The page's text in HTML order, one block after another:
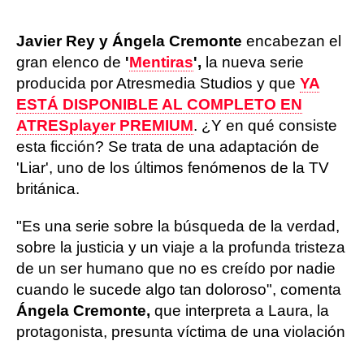
Javier Rey y Ángela Cremonte encabezan el
gran elenco de 'Mentiras', la nueva serie
producida por Atresmedia Studios y que YA
ESTÁ DISPONIBLE AL COMPLETO EN
ATRESplayer PREMIUM. ¿Y en qué consiste
esta ficción? Se trata de una adaptación de
'Liar', uno de los últimos fenómenos de la TV
británica.
"Es una serie sobre la búsqueda de la verdad,
sobre la justicia y un viaje a la profunda tristeza
de un ser humano que no es creído por nadie
cuando le sucede algo tan doloroso", comenta
Ángela Cremonte, que interpreta a Laura, la
protagonista, presunta víctima de una violación